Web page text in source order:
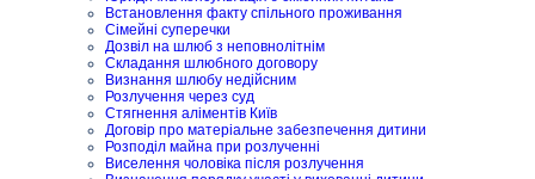
Встановлення факту спільного проживання
Сімейні суперечки
Дозвіл на шлюб з неповнолітнім
Складання шлюбного договору
Визнання шлюбу недійсним
Розлучення через суд
Стягнення аліментів Київ
Договір про матеріальне забезпечення дитини
Розподіл майна при розлученні
Виселення чоловіка після розлучення